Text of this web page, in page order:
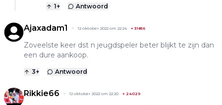
1+ Antwoord
Ajaxadam1 12 oktober 2022 om 22:24 + 31856
Zoveelste keer dst n jeugdspeler beter blijkt te zijn dan
een dure aankoop.
3+ Antwoord
Rikkie66 12 oktober 2022 om 22:20 + 24029